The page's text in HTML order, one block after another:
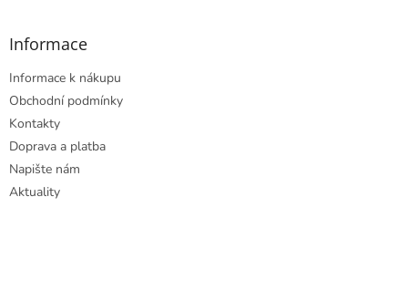
Informace
Informace k nákupu
Obchodní podmínky
Kontakty
Doprava a platba
Napište nám
Aktuality